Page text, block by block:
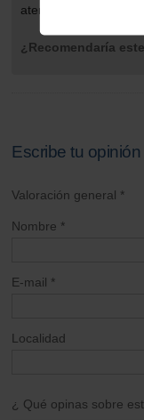
atencion del servicio
¿Recomendaría
Escribe tu
Valoración general *
Nombre *
E-mail *
Localidad
¿ Qué opinas sobre